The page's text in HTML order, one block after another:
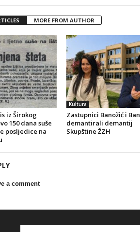
MORE FROM AUTHOR
iz Širokog
150 dana suše
posljedice na
Kultura
Zastupnici Banožić i
demantirali demantij
Skupštine ŽZH
a comment